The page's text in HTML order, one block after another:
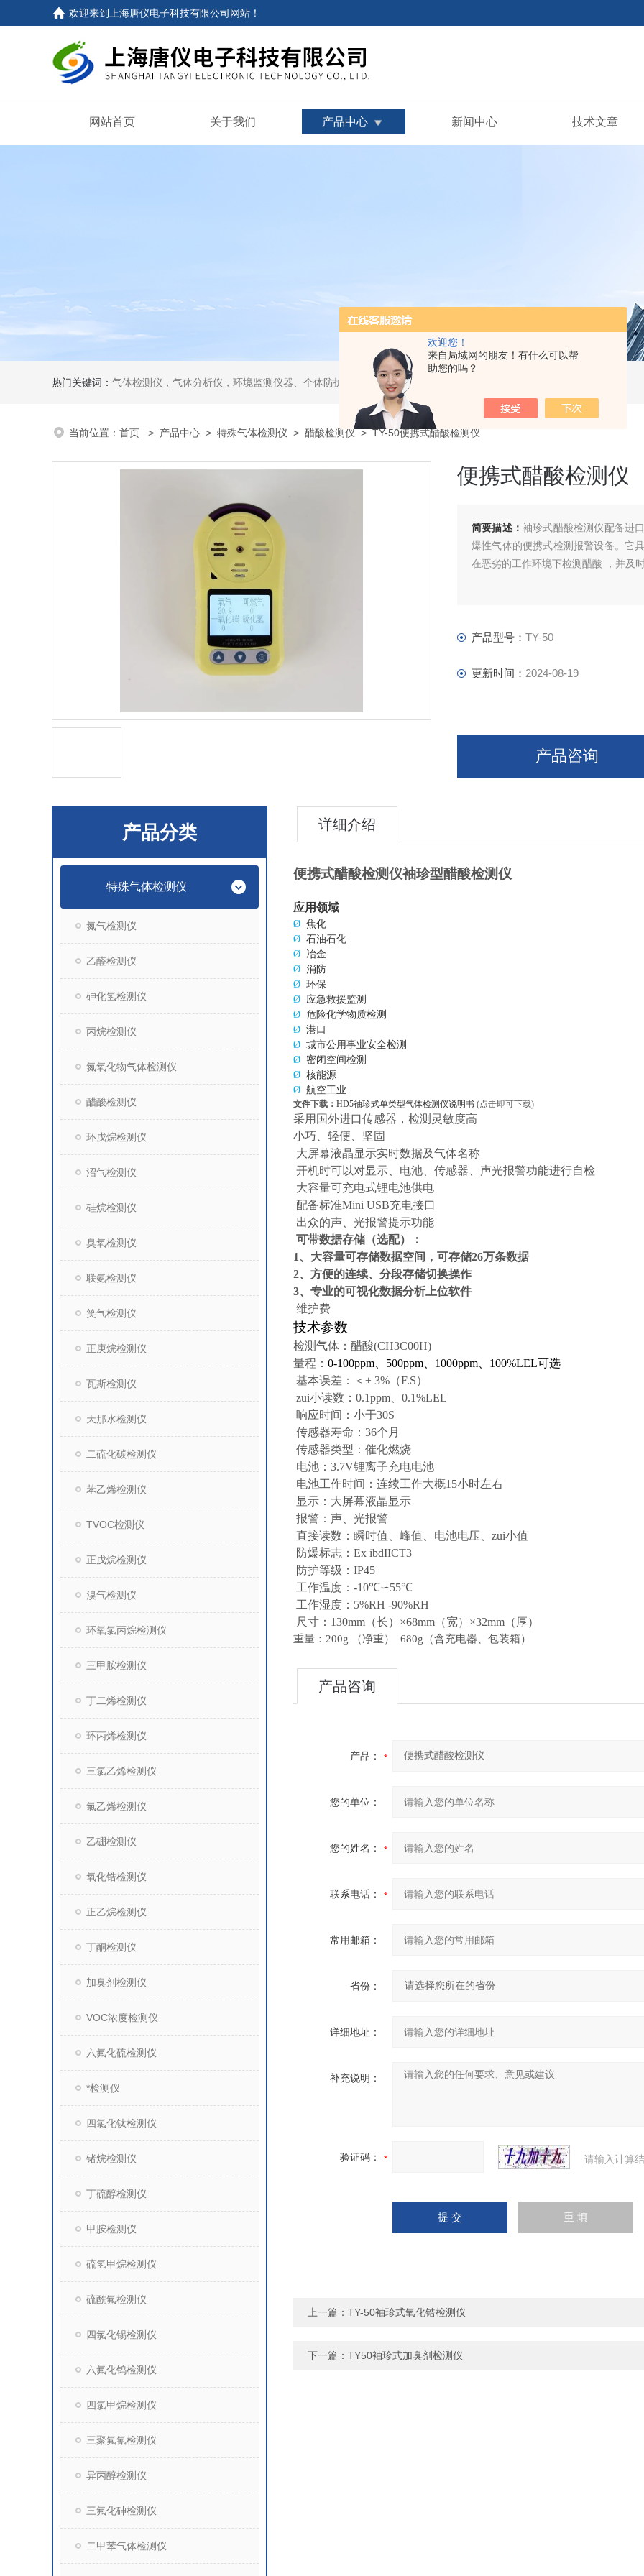
欢迎您！
来自局域网的朋友！有什么可以帮
助您的吗？
欢迎来到 上海唐仪电子科技有限公司网站 ！
网站首页 关于我们 产品中心 新闻中心 技术文章
热门关键词： 气体检测仪，气体分析仪，环境监测仪器、个体防护用品及工业过程控制系统
当前位置： 首页 > 产品中心 > 特殊气体检测仪 > 醋酸检测仪> TY-50便携式醋酸检测仪
便携式醋酸检测仪
简要描述： 袖珍式醋酸检测仪配备进
爆性气体的便携式检测报警设备。它
在恶劣的工作环境下检测醋酸 ，并及
产品型号： TY-50
更新时间： 2024-08-19
产品咨询
产品分类
特殊气体检测仪
氮气检测仪
乙醛检测仪
砷化氢检测仪
丙烷检测仪
氮氧化物气体检测仪
醋酸检测仪
环戊烷检测仪
沼气检测仪
硅烷检测仪
臭氧检测仪
联氨检测仪
笑气检测仪
正庚烷检测仪
瓦斯检测仪
天那水检测仪
二硫化碳检测仪
苯乙烯检测仪
TVOC检测仪
正戊烷检测仪
溴气检测仪
环氧氯丙烷检测仪
三甲胺检测仪
丁二烯检测仪
环丙烯检测仪
三氯乙烯检测仪
氯乙烯检测仪
乙硼检测仪
氧化锆检测仪
正乙烷检测仪
丁酮检测仪
加臭剂检测仪
VOC浓度检测仪
六氟化硫检测仪
*检测仪
四氯化钛检测仪
锗烷检测仪
丁硫醇检测仪
甲胺检测仪
硫氢甲烷检测仪
硫酰氟检测仪
四氯化锡检测仪
六氟化钨检测仪
四氯甲烷检测仪
三聚氟氰检测仪
异丙醇检测仪
三氟化砷检测仪
二甲苯气体检测仪
详细介绍
便携式醋酸检测仪袖珍型醋酸检测仪
应用领域
Ø 焦化
Ø 石油石化
Ø 冶金
Ø 消防
Ø 环保
Ø 应急救援监测
Ø 危险化学物质检测
Ø 港口
Ø 城市公用事业安全检测
Ø 密闭空间检测
Ø 核能源
Ø 航空工业
文件下载： HD5袖珍式单类型气体检测仪说明书 (点击即可下载)
采用国外进口传感器，检测灵敏度高
小巧、轻便、坚固
大屏幕液晶显示实时数据及气体名称
开机时可以对显示、电池、传感器、声光报警功能进行自检
大容量可充电式锂电池供电
配备标准Mini USB充电接口
出众的声、光报警提示功能
可带数据存储（选配）：
1、大容量可存储数据空间，可存储26万条数据
2、方便的连续、分段存储切换操作
3、专业的可视化数据分析上位软件
维护费
技术参数
检测气体：醋酸(CH3C00H)
量程： 0-100ppm 500ppm 1000ppm 100%LEL可选
基本误差：＜ ± 3% （F.S）
zui小读数： 0.1ppm
0.1%LEL
响应时间：小于30S
传感器寿命： 36个月
传感器类型：催化燃烧
电池： 3.7V锂离子充电电池
电池工作时间：连续工作大概15小时左右
显示：大屏幕液晶显示
报警：声、光报警
直接读数：瞬时值、峰值、电池电压、zui小值
防爆标志： Ex ibdIICT3
防护等级： IP45
工作温度： -10℃∽55℃
工作湿度： 5%RH -90%RH
尺寸： 130mm （长） ×68mm （宽） ×32mm （厚）
重量： 200g （净重） 680g （含充电器、包装箱）
产品咨询
产品：
您的单位：
您的姓名：
联系电话：
常用邮箱：
省份：
详细地址：
补充说明：
验证码： 请输入计算
上一篇： TY-50袖珍式氧化锆检测仪
下一篇： TY50袖珍式加臭剂检测仪